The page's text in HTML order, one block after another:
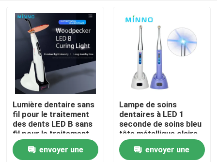
Produits
A propos de nous
Lumière dentaire sans
fil pour le traitement
des dents LED B sans
fil pour le traitement
des dents UV
Halogène pour le
envoyer une
Lampe de soins
dentaires à LED 1
seconde de soins bleu
tête métallique claire
Outil dentaire
envoyer une